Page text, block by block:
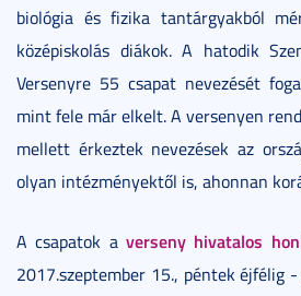
biológia és fizika tantárgyakból
középiskolás diákok. A hatodik
Versenyre 55 csapat nevezését
mint fele már elkelt. A versenyen
mellett érkeztek nevezések az
olyan intézményektől is, ahonnan
A csapatok a verseny hivatalos
2017.szeptember 15., péntek éjfélig